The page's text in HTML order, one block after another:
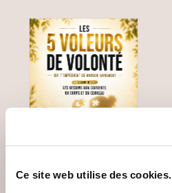
Ce site web utilise des cookies.